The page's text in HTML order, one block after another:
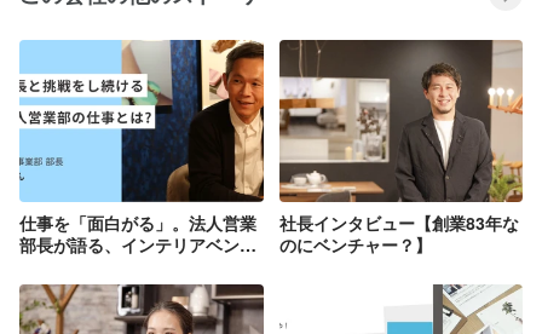
仕事を「面白がる」。法人営業
部長が語る、インテリアベンチ
社長インタビュー【創業83年な
のにベンチャー？】